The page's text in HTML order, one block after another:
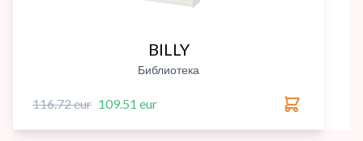
BILLY
Библиотека
116.72 eur 109.51 eur